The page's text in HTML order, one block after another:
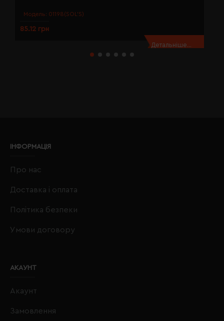
Модель: 01198(SOL’S)
85.12 грн
Детальніше...
ІНФОРМАЦІЯ
Про нас
Доставка і оплата
Політика безпеки
Умови договору
АКАУНТ
Акаунт
Замовлення